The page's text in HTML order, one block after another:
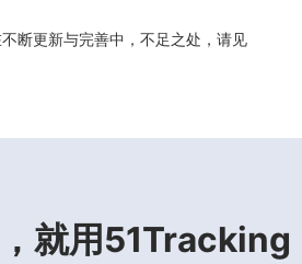
断更新与完善中，不足之处，请见
就用51Tracking